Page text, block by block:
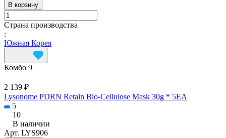
В корзину
Страна производства
:
Южная Корея
Комбо 9
2 139 ₽
Lysonome PDRN Retain Bio-Cellulose Mask 30g * 5EA
5
10
В наличии
Арт. LYS906